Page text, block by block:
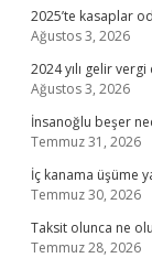
2025’te kasaplar
Ağustos 3, 2026
2024 yılı gelir
Ağustos 3, 2026
İnsanoğlu beşer
Temmuz 31, 2026
İç kanama üşüme
Temmuz 30, 2026
Taksit olunca ne
Temmuz 28, 2026